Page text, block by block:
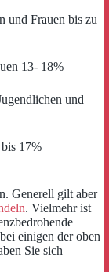
und Frauen bis zu
13- 18%
und
17%
Generell gilt aber
. Vielmehr ist
einigen der oben
Sie sich